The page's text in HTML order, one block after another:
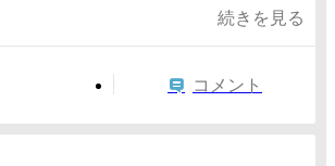
続きを見る
コメント